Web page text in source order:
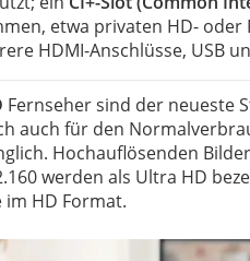
etwa privaten HD- oder
HDMI-Anschlüsse, USB
Fernseher sind der neueste
auch für den
Hochauflösenden
werden als Ultra HD
im HD Format.